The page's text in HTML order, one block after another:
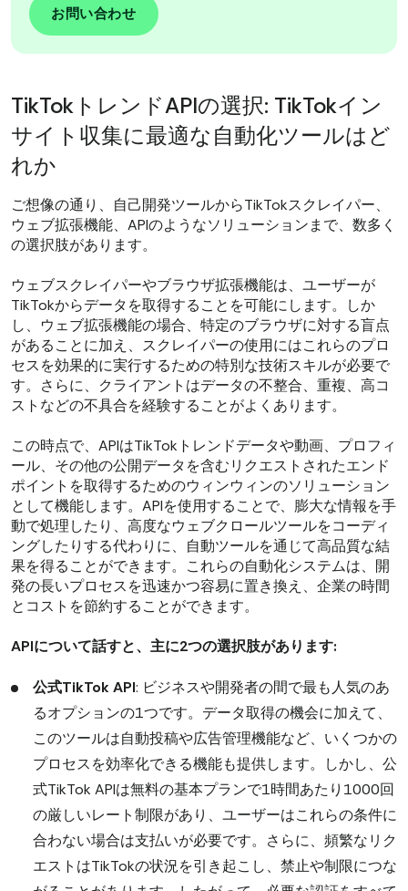
お問い合わせ
TikTokトレンドAPIの選択: TikTokイン
サイト収集に最適な自動化ツールはど
れか
ご想像の通り、自己開発ツールからTikTokスクレイパー、
ウェブ拡張機能、APIのようなソリューションまで、数多く
の選択肢があります。
ウェブスクレイパーやブラウザ拡張機能は、ユーザーが
TikTokからデータを取得することを可能にします。しか
し、ウェブ拡張機能の場合、特定のブラウザに対する盲点
があることに加え、スクレイパーの使用にはこれらのプロ
セスを効果的に実行するための特別な技術スキルが必要で
す。さらに、クライアントはデータの不整合、重複、高コ
ストなどの不具合を経験することがよくあります。
この時点で、APIはTikTokトレンドデータや動画、プロフィ
ール、その他の公開データを含むリクエストされたエンド
ポイントを取得するためのウィンウィンのソリューション
として機能します。APIを使用することで、膨大な情報を手
動で処理したり、高度なウェブクロールツールをコーディ
ングしたりする代わりに、自動ツールを通じて高品質な結
果を得ることができます。これらの自動化システムは、開
発の長いプロセスを迅速かつ容易に置き換え、企業の時間
とコストを節約することができます。
APIについて話すと、主に2つの選択肢があります:
公式TikTok API: ビジネスや開発者の間で最も人気のあ
るオプションの1つです。データ取得の機会に加えて、
このツールは自動投稿や広告管理機能など、いくつかの
プロセスを効率化できる機能も提供します。しかし、公
式TikTok APIは無料の基本プランで1時間あたり1000回
の厳しいレート制限があり、ユーザーはこれらの条件に
合わない場合は支払いが必要です。さらに、頻繁なリク
エストはTikTokの状況を引き起こし、禁止や制限につな